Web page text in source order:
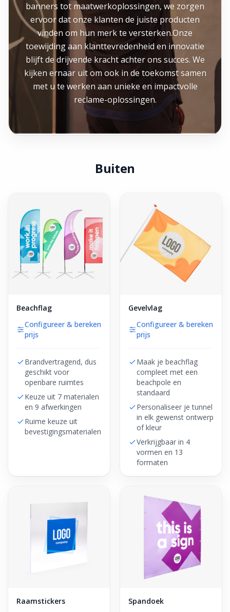
banners tot maatwerkoplossingen, we zorgen
ervoor dat onze klanten de juiste producten
vinden om hun merk te versterken.Onze
toewijding aan klanttevredenheid en innovatie
blijft de drijvende kracht achter ons succes. We
kijken ernaar uit om ook in de toekomst samen
met u te werken aan unieke en impactvolle
reclame-oplossingen.
Buiten
Beachflag
Configureer & bereken
prijs
Brandvertragend, dus
geschikt voor
openbare ruimtes
Keuze uit 7 materialen
en 9 afwerkingen
Ruime keuze uit
bevestigingsmaterialen
Gevelvlag
Configureer & bereken
prijs
Maak je beachflag
compleet met een
beachpole en
standaard
Personaliseer je tunnel
in elk gewenst ontwerp
of kleur
Verkrijgbaar in 4
vormen en 13
formaten
Raamstickers
Spandoek